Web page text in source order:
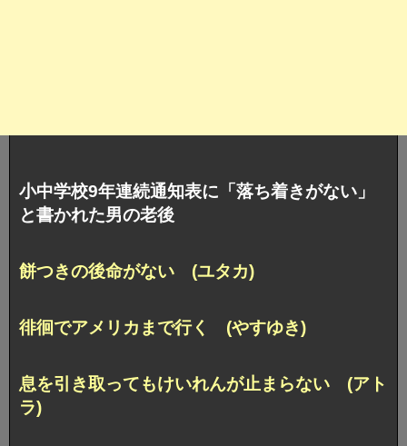
小中学校9年連続通知表に「落ち着きがない」
と書かれた男の老後
餅つきの後命がない (ユタカ)
徘徊でアメリカまで行く (やすゆき)
息を引き取ってもけいれんが止まらない (アト
ラ)